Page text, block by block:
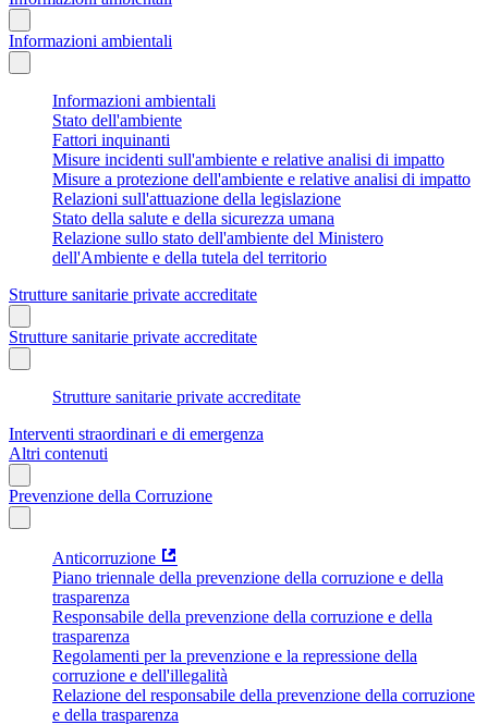
Informazioni ambientali
Informazioni ambientali
Stato dell'ambiente
Fattori inquinanti
Misure incidenti sull'ambiente e relative analisi di impatto
Misure a protezione dell'ambiente e relative analisi di impatto
Relazioni sull'attuazione della legislazione
Stato della salute e della sicurezza umana
Relazione sullo stato dell'ambiente del Ministero
dell'Ambiente e della tutela del territorio
Strutture sanitarie private accreditate
Strutture sanitarie private accreditate
Strutture sanitarie private accreditate
Interventi straordinari e di emergenza
Altri contenuti
Prevenzione della Corruzione
Anticorruzione
Piano triennale della prevenzione della corruzione e della
trasparenza
Responsabile della prevenzione della corruzione e della
trasparenza
Regolamenti per la prevenzione e la repressione della
corruzione e dell'illegalità
Relazione del responsabile della prevenzione della corruzione
e della trasparenza